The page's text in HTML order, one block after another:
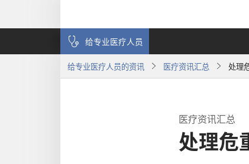
给专业医疗人员
给专业医疗人员的资讯 医疗资讯汇总 处理
医疗资讯汇总
处理危